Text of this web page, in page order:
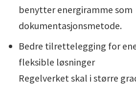
benytter energiramme som
dokumentasjonsmetode.
Bedre tilrettelegging for
fleksible løsninger
Regelverket skal i større